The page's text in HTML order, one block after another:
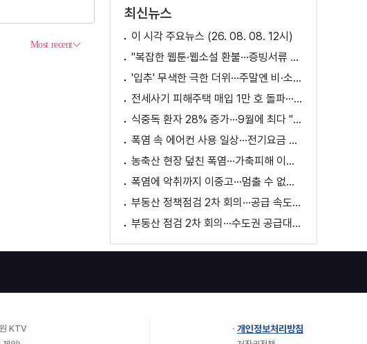
최신뉴스
이 시각 주요뉴스 (26. 08. 08. 12시)
"복잡한 웹툰·웹소설 환불···증빙서류 요구까지"
'입추' 무색한 극한 더위···주말엔 비·소나기
전세사기 피해주택 매입 1만 호 돌파···피해 지원 속도
식중독 환자 28% 증가···9월에 최다 "입추 방심 금물"
폭염 속 에어컨 사용 일상···전기요금 줄이려면?
농축산 현장 덮친 폭염···가축피해 이틀 새 28만 마리↑
폭염에 악취까지 이중고···멈출 수 없는 필수노동
부동산 정책점검 2차 회의···공급 속도전 본격화하나
부동산 점검 2차 회의···수도권 공급대책 논의
KTV
개인정보처리방침